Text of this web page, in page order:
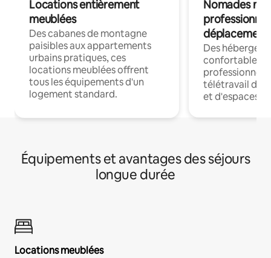
Locations entièrement
meublées
Des cabanes de montagne
paisibles aux appartements
urbains pratiques, ces
locations meublées offrent
tous les équipements d'un
logement standard.
Nomades
déplacement
Des
confortables
professionnels
télétravail
et d'espaces
Équipements et avantages des séjours
longue durée
Locations meublées